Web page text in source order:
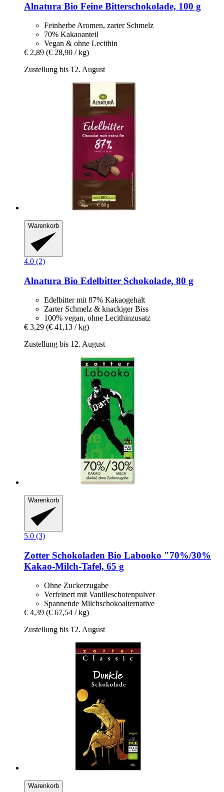
Alnatura Bio Feine Bitterschokolade, 100 g
Feinherbe Aromen, zarter Schmelz
70% Kakaoanteil
Vegan & ohne Lecithin
€ 2,89 (€ 28,90 / kg)
Zustellung bis 12. August
Warenkorb
4.0 (2)
Alnatura Bio Edelbitter Schokolade, 80 g
Edelbitter mit 87% Kakaogehalt
Zarter Schmelz & knackiger Biss
100% vegan, ohne Lecithinzusatz
€ 3,29 (€ 41,13 / kg)
Zustellung bis 12. August
Warenkorb
5.0 (3)
Zotter Schokoladen Bio Labooko "70%/30%
Kakao-​Milch-​Tafel, 65 g
Ohne Zuckerzugabe
Verfeinert mit Vanilleschotenpulver
Spannende Milchschokoalternative
€ 4,39 (€ 67,54 / kg)
Zustellung bis 12. August
Warenkorb